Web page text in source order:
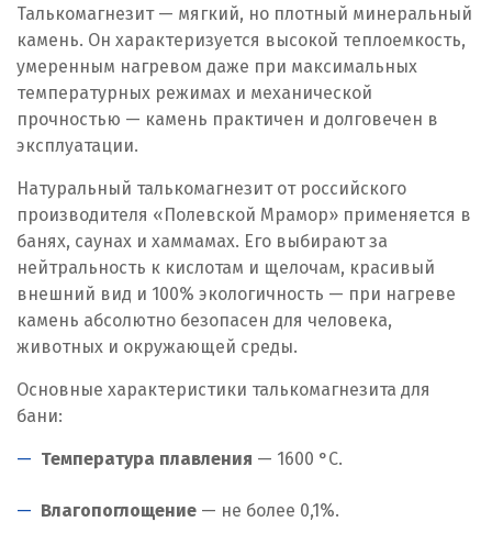
Талькомагнезит — мягкий, но плотный минеральный
камень. Он характеризуется высокой теплоемкость,
умеренным нагревом даже при максимальных
температурных режимах и механической
прочностью — камень практичен и долговечен в
эксплуатации.
Натуральный талькомагнезит от российского
производителя «Полевской Мрамор» применяется в
банях, саунах и хаммамах. Его выбирают за
нейтральность к кислотам и щелочам, красивый
внешний вид и 100% экологичность — при нагреве
камень абсолютно безопасен для человека,
животных и окружающей среды.
Основные характеристики талькомагнезита для
бани:
Температура плавления — 1600 °C.
Влагопоглощение — не более 0,1%.